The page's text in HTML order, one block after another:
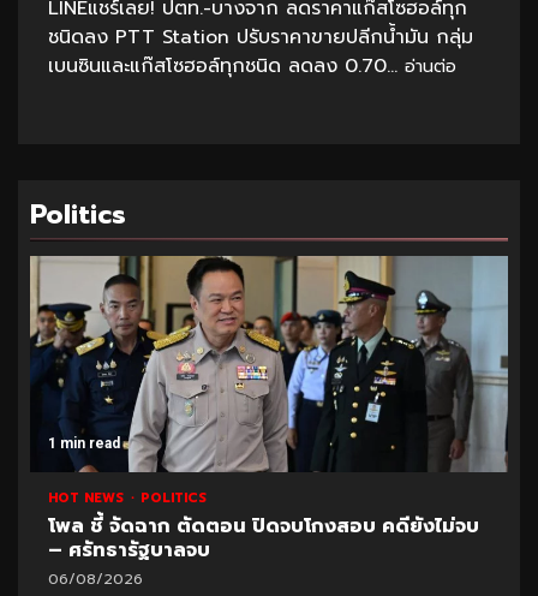
LINEแชร์เลย! ปตท.-บางจาก ลดราคาแก๊สโซฮอล์ทุก
ชนิดลง PTT Station ปรับราคาขายปลีกน้ำมัน กลุ่ม
เบนซินและแก๊สโซฮอล์ทุกชนิด ลดลง 0.70... อ่านต่อ
Politics
1 min read
HOT NEWS POLITICS
โพล ชี้ จัดฉาก ตัดตอน ปิดจบโกงสอบ คดียังไม่จบ
– ศรัทธารัฐบาลจบ
06/08/2026